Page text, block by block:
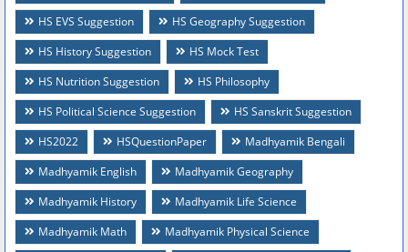
HS EVS Suggestion
HS Geography Suggestion
HS History Suggestion
HS Mock Test
HS Nutrition Suggestion
HS Philosophy
HS Political Science Suggestion
HS Sanskrit Suggestion
HS2022
HSQuestionPaper
Madhyamik Bengali
Madhyamik English
Madhyamik Geography
Madhyamik History
Madhyamik Life Science
Madhyamik Math
Madhyamik Physical Science